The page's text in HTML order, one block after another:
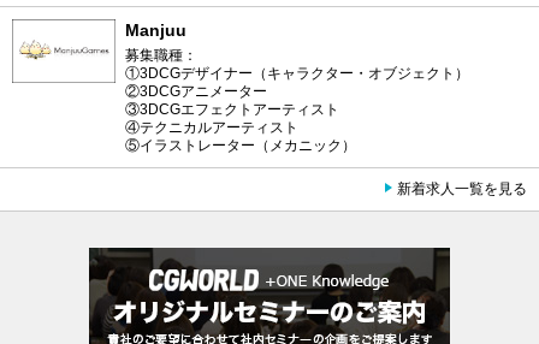
Manjuu
募集職種：
①3DCGデザイナー（キャラクター・オブジェクト）
②3DCGアニメーター
③3DCGエフェクトアーティスト
④テクニカルアーティスト
⑤イラストレーター（メカニック）
新着求人一覧を見る